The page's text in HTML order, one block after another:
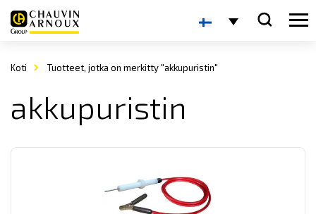
Koti Tuotteet, jotka on merkitty "akkupuristin"
akkupuristin